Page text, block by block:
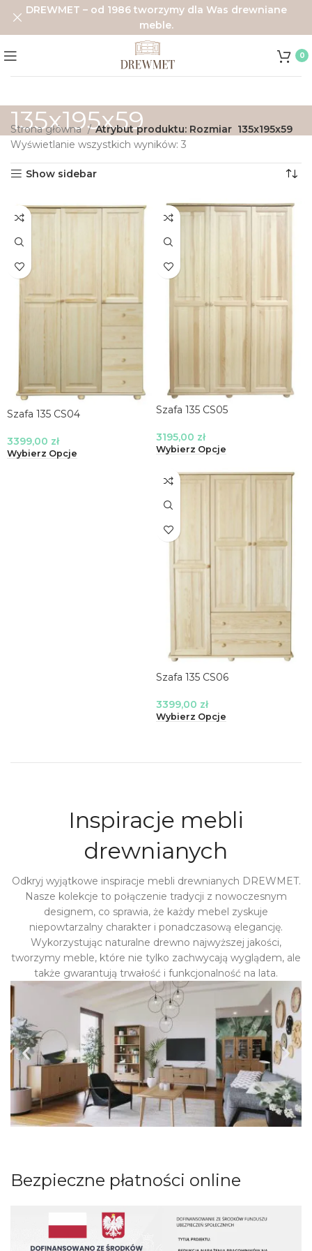
0
135x195x59
Strona główna Atrybut produktu: Rozmiar 135x195x59
Wyświetlanie wszystkich wyników: 3
Show sidebar
Szafa 135 CS04
3399,00 zł
Wybierz Opcje
Szafa 135 CS05
3195,00 zł
Wybierz Opcje
Szafa 135 CS06
3399,00 zł
Wybierz Opcje
Inspiracje mebli
drewnianych
Odkryj wyjątkowe inspiracje mebli drewnianych DREWMET.
Nasze kolekcje to połączenie tradycji z nowoczesnym
designem, co sprawia, że każdy mebel zyskuje
niepowtarzalny charakter i ponadczasową elegancję.
Wykorzystując naturalne drewno najwyższej jakości,
tworzymy meble, które nie tylko zachwycają wyglądem, ale
także gwarantują trwałość i funkcjonalność na lata.
Bezpieczne płatności online
DREWMET – od 1986 tworzymy dla Was drewniane
meble.